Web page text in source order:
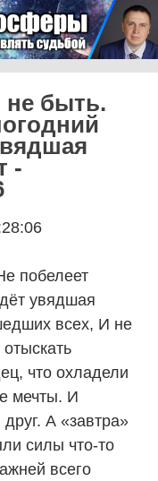
не быть.
-
побелеет
увядшая
всех, И не
что охладели
мечты. И
А «завтра»
силы что-то
всего